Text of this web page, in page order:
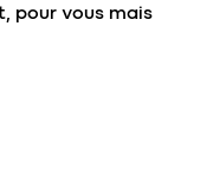
pour vous mais